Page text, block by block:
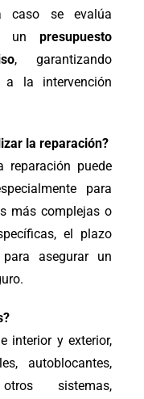
caso se evalúa
un presupuesto
, garantizando
a la intervención
la reparación?
puede
para
más complejas o
el plazo
para asegurar un
interior y exterior,
autoblocantes,
sistemas,